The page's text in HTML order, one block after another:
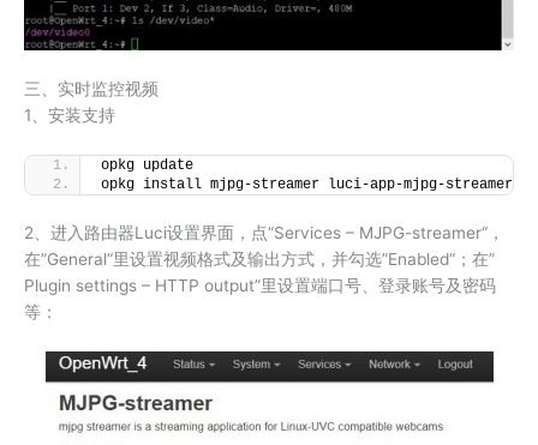
三、实时监控视频
1、安装支持
opkg update
opkg install mjpg-streamer luci-app-mjpg-streamer
2、进入路由器Luci设置界面，点“Services – MJPG-streamer“，
在”General“里设置视频格式及输出方式，并勾选”Enabled“；在”
Plugin settings – HTTP output”里设置端口号、登录账号及密码
等：